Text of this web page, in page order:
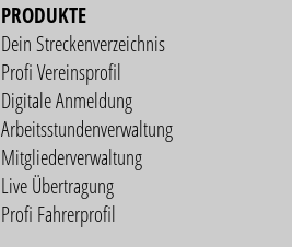
PRODUKTE
Dein Streckenverzeichnis
Profi Vereinsprofil
Digitale Anmeldung
Arbeitsstundenverwaltung
Mitgliederverwaltung
Live Übertragung
Profi Fahrerprofil